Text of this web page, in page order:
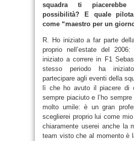
squadra ti piacerebbe
possibilità? E quale
come “maestro per un
R. Ho iniziato a far parte
proprio nell’estate del
iniziato a correre in F1
stesso periodo ha
partecipare agli eventi della
lì che ho avuto il piacere di
sempre piaciuto e l’ho
molto umile: è un gran
sceglierei proprio lui come
chiaramente userei anche la
team visto che al momento è